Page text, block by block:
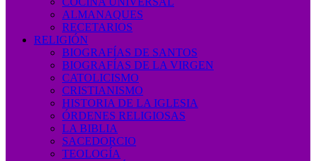
ALMANAQUES
RECETARIOS
RELIGIÓN
BIOGRAFÍAS DE SANTOS
BIOGRAFÍAS DE LA VIRGEN
CATOLICISMO
CRISTIANISMO
HISTORIA DE LA IGLESIA
ÓRDENES RELIGIOSAS
LA BIBLIA
SACEDORCIO
TEOLOGÍA